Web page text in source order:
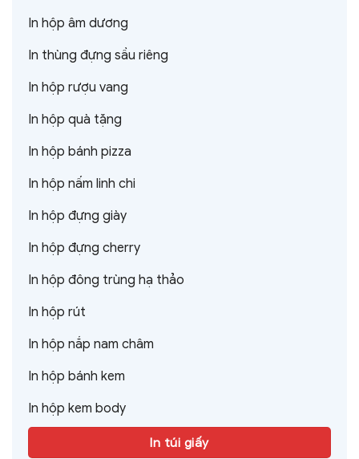
In hộp âm dương
In thùng đựng sầu riêng
In hộp rượu vang
In hộp quà tặng
In hộp bánh pizza
In hộp nấm linh chi
In hộp đựng giày
In hộp đựng cherry
In hộp đông trùng hạ thảo
In hộp rút
In hộp nắp nam châm
In hộp bánh kem
In hộp kem body
In túi giấy